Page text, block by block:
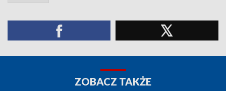
ZOBACZ TAKŻE